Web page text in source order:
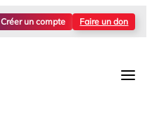
Créer un compte Faire un don